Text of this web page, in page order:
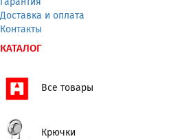
Гарантия
Доставка и оплата
Контакты
КАТАЛОГ
Все товары
Крючки